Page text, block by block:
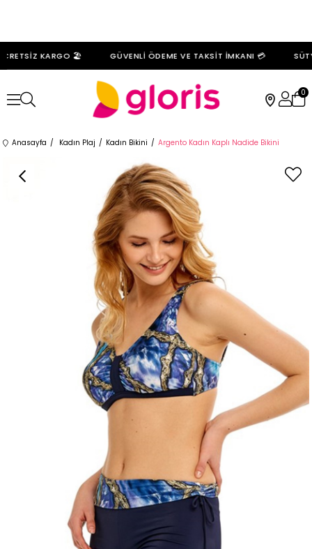
KARGO 🏖️ GÜVENLİ ÖDEME VE TAKSİT İMKANI 💳
0
Anasayfa Kadın Plaj Kadın Bikini Argento Kadın Kaplı Nadide Bikini